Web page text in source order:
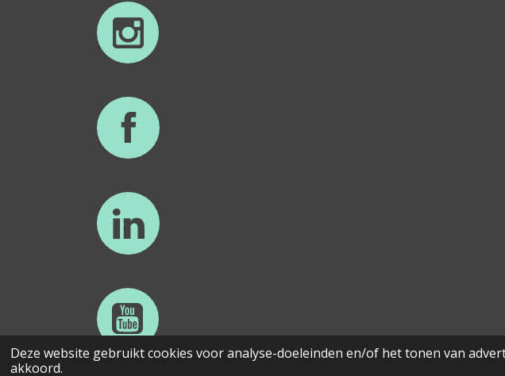
Deze website gebruikt cookies voor analyse-doeleinden en/of het tonen van
akkoord.
© 2024 Functionele Neurologische Stoornis